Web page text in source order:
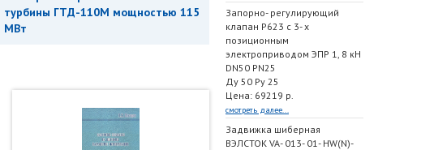
турбины ГТД-110М мощностью 115
МВт
Запорно- регулирующий
клапан Р623 с 3- х
позиционным
электроприводом ЭПР 1, 8 кН
DN50 PN25
Ду 50 Ру 25
Цена: 69219 р.
смотреть далее...
Задвижка шиберная
ВЭЛСТОК VA- 013- 01- HW(N)-